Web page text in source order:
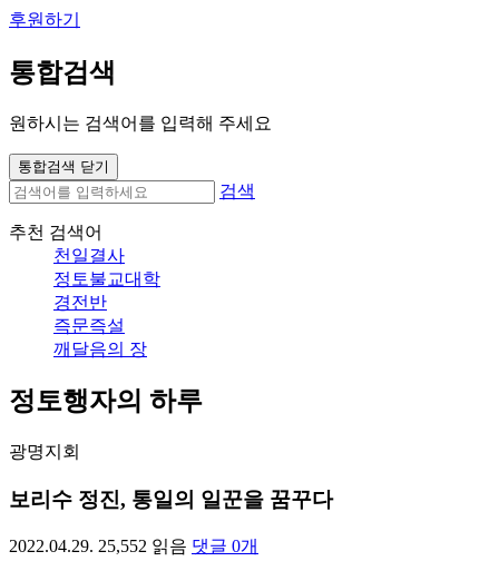
후원하기
통합검색
원하시는 검색어를 입력해 주세요
통합검색 닫기
검색
추천 검색어
천일결사
정토불교대학
경전반
즉문즉설
깨달음의 장
정토행자의 하루
광명지회
보리수 정진, 통일의 일꾼을 꿈꾸다
2022.04.29. 25,552 읽음 댓글 0개